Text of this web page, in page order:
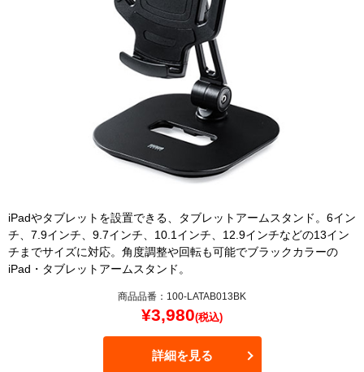
iPadやタブレットを設置できる、タブレットアームスタンド。6イン
チ、7.9インチ、9.7インチ、10.1インチ、12.9インチなどの13イン
チまでサイズに対応。角度調整や回転も可能でブラックカラーの
iPad・タブレットアームスタンド。
商品品番：100-LATAB013BK
¥3,980(税込)
詳細を見る